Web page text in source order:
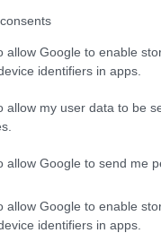
allow Google to enable
identifiers in apps.
allow my user data to be
allow Google to send me
allow Google to enable
identifiers in apps.